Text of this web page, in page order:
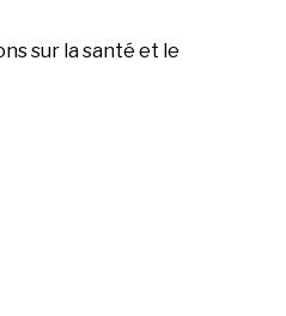
sur la santé et le